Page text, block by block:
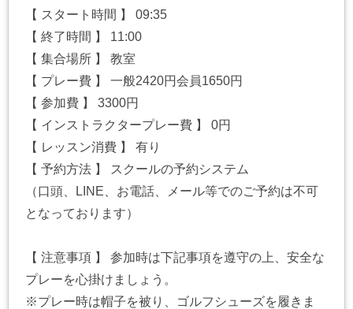
【 スタート時間 】 09:35
【 終了時間 】 11:00
【 集合場所 】 教室
【 プレー費 】 一般2420円会員1650円
【 参加費 】 3300円
【 インストラクタープレー費 】 0円
【 レッスン消費 】 有り
【 予約方法 】 スクールの予約システム
（口頭、LINE、お電話、メール等でのご予約は不可
となっております）
【 注意事項 】 参加時は下記事項を遵守の上、安全な
プレーを心掛けましょう。
※プレー時は帽子を被り、ゴルフシューズを履きま